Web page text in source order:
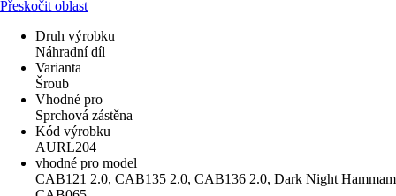
Přeskočit oblast
Druh výrobku
Náhradní díl
Varianta
Šroub
Vhodné pro
Sprchová zástěna
Kód výrobku
AURL204
vhodné pro model
CAB121 2.0, CAB135 2.0, CAB136 2.0, Dark Night Hammam